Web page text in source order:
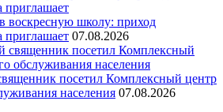
воскресную школу: приход
приглашает 07.08.2026
посетил Комплексный центр
населения 07.08.2026